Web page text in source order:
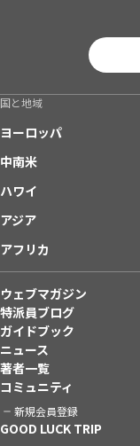
国と地域
ヨーロッパ
中南米
ハワイ
アジア
アフリカ
ウェブマガジン
特派員ブログ
ガイドブック
ニュース
著者一覧
コミュニティ
新規会員登録
GOOD LUCK TRIP